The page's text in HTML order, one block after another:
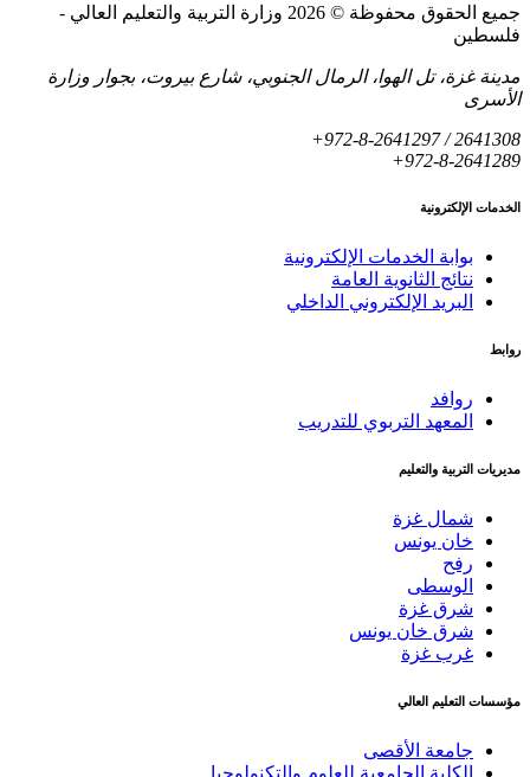
جميع الحقوق محفوظة © 2026 وزارة التربية والتعليم العالي -
غزة، تل الهوا، الرمال الجنوبي، شارع بيروت، بجوار وزارة
+972-8-2641297 /
+972-8-
الإلكترونية
بوابة الخدمات الإلكترونية
نتائج الثانوية العامة
البريد الإلكتروني الداخلي
روافد
المعهد التربوي للتدريب
التربية والتعليم
شمال غزة
خان يونس
رفح
الوسطى
شرق غزة
شرق خان يونس
غرب غزة
التعليم العالي
جامعة الأقصى